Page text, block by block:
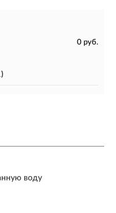
0 руб.
воду